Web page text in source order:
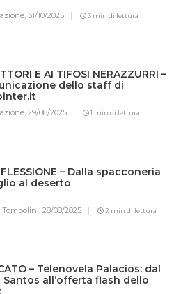
31/10/2025 3 min di lettura
E AI TIFOSI NERAZZURRI –
dello staff di
29/08/2025 1 min di lettura
– Dalla spacconeria
al deserto
Tombolini,28/08/2025 2 min di lettura
– Telenovela Palacios: dal
Santos all’offerta flash dello